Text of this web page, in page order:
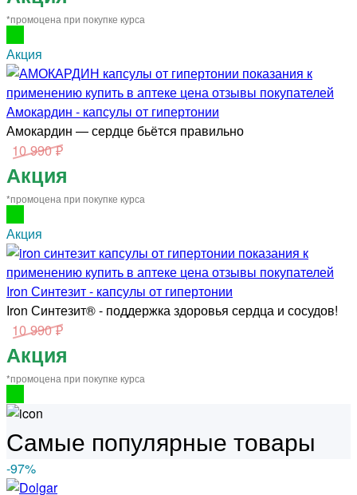
*промоцена при покупке курса
Акция
Амокардин - капсулы от гипертонии
Амокардин — сердце бьётся правильно
10 990 ₽
Акция
*промоцена при покупке курса
Акция
Iron Синтезит - капсулы от гипертонии
Iron Синтезит® - поддержка здоровья сердца и сосудов!
10 990 ₽
Акция
*промоцена при покупке курса
Самые популярные товары
-97%